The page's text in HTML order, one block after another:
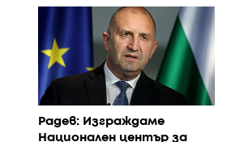
Радев: Изграждаме
Национален център за